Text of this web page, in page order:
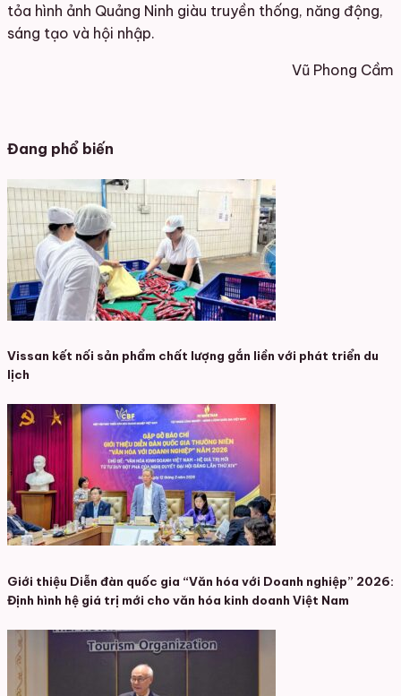
tỏa hình ảnh Quảng Ninh giàu truyền thống, năng động,
sáng tạo và hội nhập.
Vũ Phong Cầm
Đang phổ biến
Vissan kết nối sản phẩm chất lượng gắn liền với phát triển du
lịch
Giới thiệu Diễn đàn quốc gia “Văn hóa với Doanh nghiệp” 2026:
Định hình hệ giá trị mới cho văn hóa kinh doanh Việt Nam